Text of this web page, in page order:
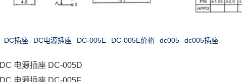
DC插座 DC电源插座 DC-005E DC-005E价格 dc005 dc005插座
DC 电源插座 DC-005D